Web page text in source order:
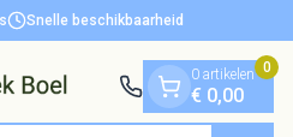
Snelle beschikbaarheid
0 artikelen
€ 0,00
0